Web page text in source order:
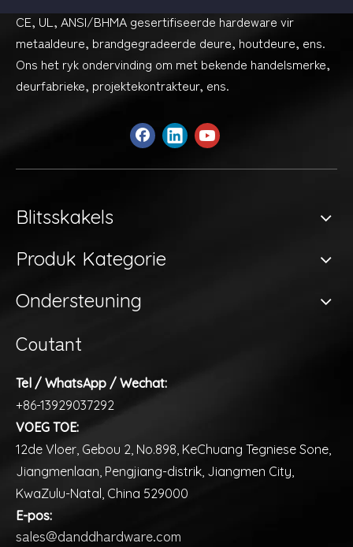
CE, UL, ANSI/BHMA gesertifiseerde hardeware vir
metaaldeure, brandgegradeerde deure, houtdeure, ens.
Ons het ryk ondervinding om met bekende handelsmerke,
deurfabrieke, projektekontrakteur, ens.
Blitsskakels
Produk Kategorie
Ondersteuning
Coutant
Tel / WhatsApp / Wechat:
+86-13929037292
VOEG TOE:
12de Vloer, Gebou 2, No.898, KeChuang Tegniese Sone,
Jiangmenlaan, Pengjiang-distrik, Jiangmen City,
KwaZulu-Natal, China 529000
E-pos:
sales@danddhardware.com